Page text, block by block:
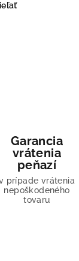
Garancia
vrátenia
peňazí
prípade vrátenia
nepoškodeného
tovaru